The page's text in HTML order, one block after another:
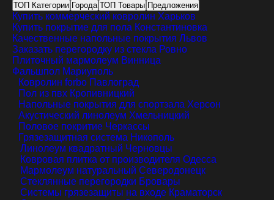
ТОП Категории Города ТОП Товары Предложения
Купить коммерческий ковролин Харьков
Купить покрытие для пола Константиновка
Качественные напольные покрытия Львов
Заказать перегородку из стекла Ровно
Плиточный мармолеум Винница
Фальшпол Мариуполь
Ковролин forbo Павлоград
Пол из пвх Кропивницкий
Напольные покрытия для спортзала Херсон
Акустический линолеум Хмельницкий
Половое покритие Черкассы
Грязезащитная система Никополь
Линолеум квадратный Черновцы
Ковровая плитка от производителя Одесса
Мармолеум натуральный Северодонецк
Стеклянные перегородки Бровары
Системы грязезащиты на входе Краматорск